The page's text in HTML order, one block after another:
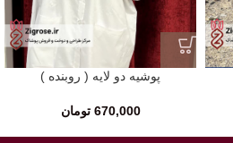
پوشیه دو لایه ( روبنده )
670,000 تومان